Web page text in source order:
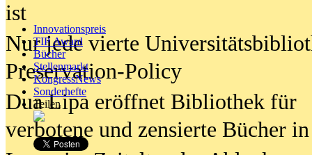
Innovationspreis
TIP Award
Bücher
Stellenmarkt
KongressNews
Sonderhefte
Teilen
ist
Nur jede vierte
Preservation-Policy
Dua Lipa eröffnet Bibliothek für
verbotene und zensierte Bücher